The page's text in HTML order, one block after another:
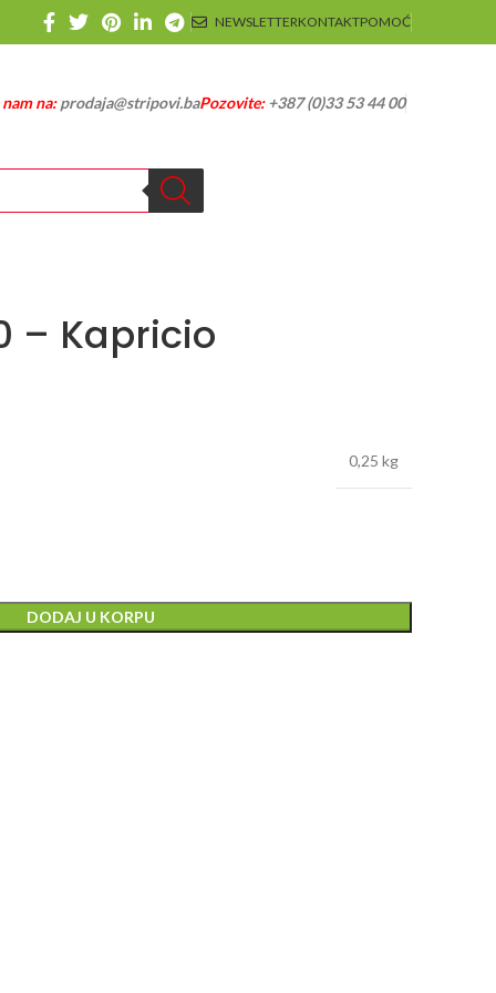
NEWSLETTERKONTAKTPOMOĆ
na:prodaja@stripovi.baPozovite:+387 (0)33 53 44 00
– Kapricio
0,25 kg
DODAJ U KORPU